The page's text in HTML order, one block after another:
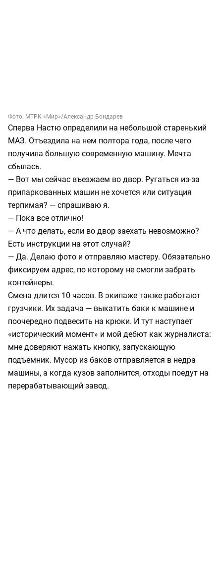
Фото: МТРК «Мир»/Александр Бондарев
Сперва Настю определили на небольшой старенький
МАЗ. Отъездила на нем полтора года, после чего
получила большую современную машину. Мечта
сбылась.
— Вот мы сейчас въезжаем во двор. Ругаться из-за
припаркованных машин не хочется или ситуация
терпимая? — спрашиваю я.
— Пока все отлично!
— А что делать, если во двор заехать невозможно?
Есть инструкции на этот случай?
— Да. Делаю фото и отправляю мастеру. Обязательно
фиксируем адрес, по которому не смогли забрать
контейнеры.
Смена длится 10 часов. В экипаже также работают
грузчики. Их задача — выкатить баки к машине и
поочередно подвесить на крюки. И тут наступает
«исторический момент» и мой дебют как журналиста:
мне доверяют нажать кнопку, запускающую
подъемник. Мусор из баков отправляется в недра
машины, а когда кузов заполнится, отходы поедут на
перерабатывающий завод.